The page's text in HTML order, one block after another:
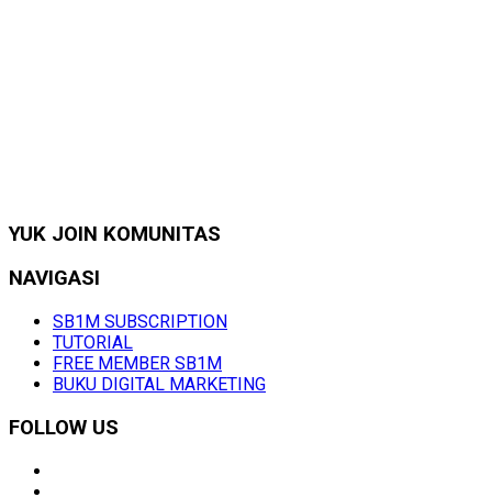
YUK JOIN KOMUNITAS
NAVIGASI
SB1M SUBSCRIPTION
TUTORIAL
FREE MEMBER SB1M
BUKU DIGITAL MARKETING
FOLLOW US